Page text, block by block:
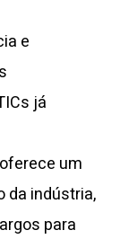
e
já
um
da indústria,
para